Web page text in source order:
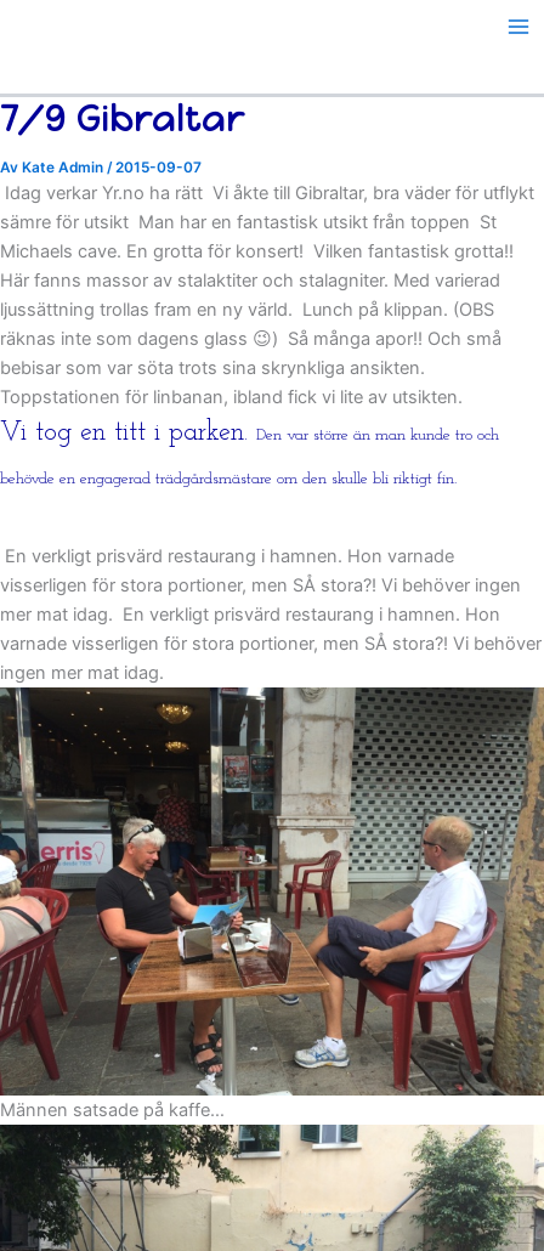
7/9 Gibraltar
Av Kate Admin /2015-09-07
Idag verkar Yr.no ha rätt Vi åkte till Gibraltar, bra väder för utflykt
sämre för utsikt Man har en fantastisk utsikt från toppen St
Michaels cave. En grotta för konsert! Vilken fantastisk grotta!!
Här fanns massor av stalaktiter och stalagniter. Med varierad
ljussättning trollas fram en ny värld. Lunch på klippan. (OBS
räknas inte som dagens glass 😉) Så många apor!! Och små
bebisar som var söta trots sina skrynkliga ansikten.
Toppstationen för linbanan, ibland fick vi lite av utsikten.
Vi tog en titt i parken. Den var större än man kunde tro och
behövde en engagerad trädgårdsmästare om den skulle bli riktigt fin.
En verkligt prisvärd restaurang i hamnen. Hon varnade
visserligen för stora portioner, men SÅ stora?! Vi behöver ingen
mer mat idag. En verkligt prisvärd restaurang i hamnen. Hon
varnade visserligen för stora portioner, men SÅ stora?! Vi behöver
ingen mer mat idag.
Männen satsade på kaffe…